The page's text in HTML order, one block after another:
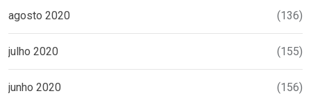
agosto 2020 (136)
julho 2020 (155)
junho 2020 (156)